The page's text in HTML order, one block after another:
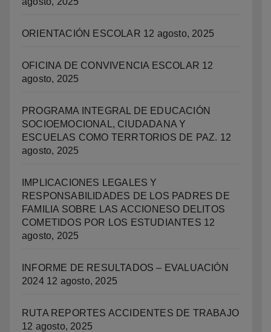
ORIENTACIÓN ESCOLAR 12 agosto, 2025
OFICINA DE CONVIVENCIA ESCOLAR 12
agosto, 2025
PROGRAMA INTEGRAL DE EDUCACIÓN
SOCIOEMOCIONAL, CIUDADANA Y
ESCUELAS COMO TERRTORIOS DE PAZ. 12
agosto, 2025
IMPLICACIONES LEGALES Y
RESPONSABILIDADES DE LOS PADRES DE
FAMILIA SOBRE LAS ACCIONESO DELITOS
COMETIDOS POR LOS ESTUDIANTES 12
agosto, 2025
INFORME DE RESULTADOS – EVALUACIÓN
2024 12 agosto, 2025
RUTA REPORTES ACCIDENTES DE TRABAJO
12 agosto, 2025